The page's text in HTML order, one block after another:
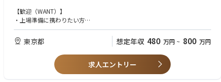
・チームマネジメント
・会社運営に関する総務全般
です。自発的に動ける方であれば裁量多く業務をおまかせいたします。
単なる実務管理ではなく、「会社の基盤を作る総務責任者」としての役割
を期待しています。
【歓迎（WANT）】
・上場準備に携わりたい方
・自発的に行動できる方
・人事総務として管理職経験がある方
・飲食業界で勤務経験がある方(ジャンル・雇用形態・職種問わず)
東京都 想定年収 480 万円 ~ 800 万円
求人エントリー